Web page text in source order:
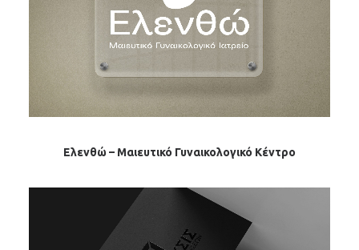
Ελενθώ – Μαιευτικό Γυναικολογικό Κέντρο